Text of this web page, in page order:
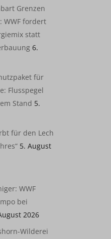
Grenzen
WWF fordert
statt
6.
für
Flusspegel
Stand 5.
für den Lech
5. August
WWF
bei
2026
Wilderei